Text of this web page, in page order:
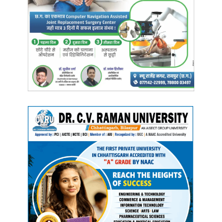
*हरिनाला निर्माण कार्य को जल्द शुरू करने का निर्देश*
बैठक में भावना बोहरा ने प्रमुख रूप से पंडरिया में जनता की बहुप्रतीक्षित मांग
को देखते हुए अधिकारियों को जल्द से जल्द हरिनाला निर्माण कार्य को शुरू करने के
साथ ही महतारी एक्प्रेस को समय पर जरूरतमंद लोगों तक पहुँचने, कुकदुर व
जंगल जैसे दूरस्थ क्षेत्रों में रात्रिकालीन पुलिस गश्त बढ़ाने तथा विधानसभा में
सर्वसुविधा युक्त एक आदर्श अस्पताल एवं आदर्श विद्यालय की स्थापना करने की बात
कही। साथ ही सभी विभाग के अधिकारियों को एकजुट होकर और आपसी सामंजस्य
के साथ कार्य करने की बात कही जिसका सकारात्मक परिणाम जनता को जमीनी
स्तर पर दिखाई दे और उन्हें लाभ मिले।
इस दौरान भावना बोहरा ने अधिकारियों को निर्देशित करते हुए क्षेत्र में व्याप्त अवैध